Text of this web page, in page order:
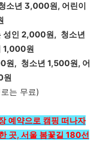
소년 3,000원, 어린이
성인 2,000원, 청소년
1,000원
원, 청소년 1,500원, 어
원
는 무료)
예약으로 캠핑 떠나자
곳, 서울 봄꽃길 180선